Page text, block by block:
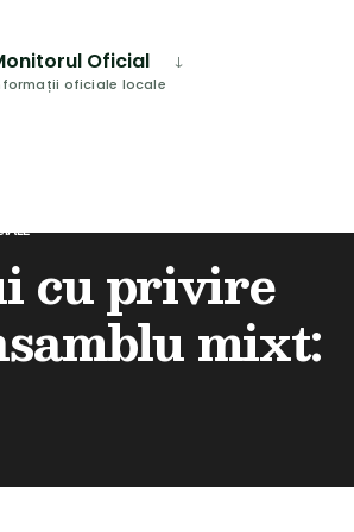
Oficial
oficiale locale
cu privire
mixt: